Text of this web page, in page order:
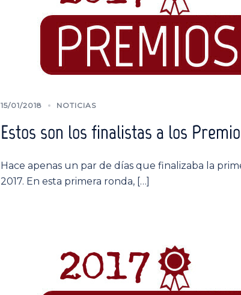
15/01/2018 NOTICIAS
Estos son los finalistas a los
Hace apenas un par de días que finalizaba la
2017. En esta primera ronda, […]